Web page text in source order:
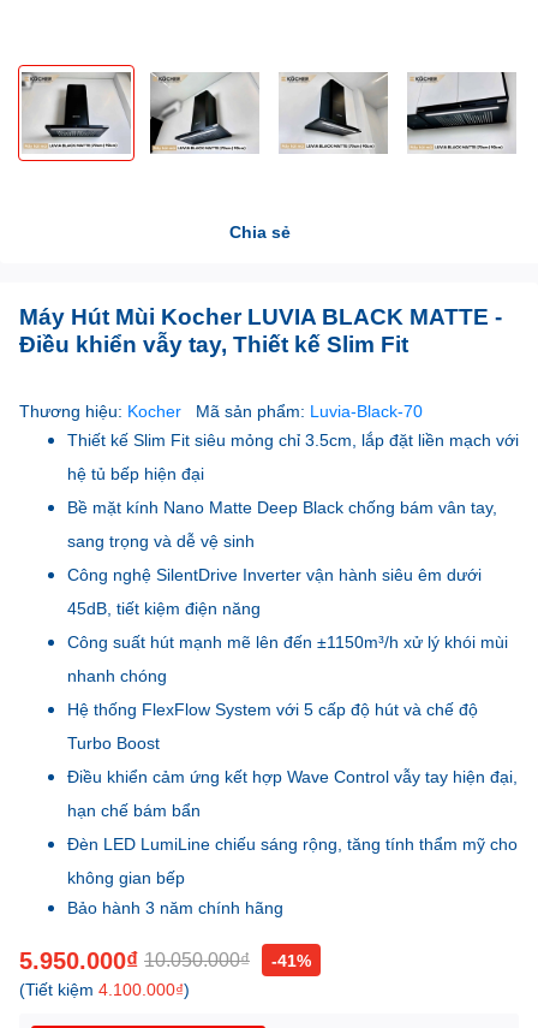
Chia sẻ
Máy Hút Mùi Kocher LUVIA BLACK MATTE -
Điều khiển vẫy tay, Thiết kế Slim Fit
Thương hiệu: Kocher Mã sản phẩm: Luvia-Black-70
Thiết kế Slim Fit siêu mỏng chỉ 3.5cm, lắp đặt liền mạch với
hệ tủ bếp hiện đại
Bề mặt kính Nano Matte Deep Black chống bám vân tay,
sang trọng và dễ vệ sinh
Công nghệ SilentDrive Inverter vận hành siêu êm dưới
45dB, tiết kiệm điện năng
Công suất hút mạnh mẽ lên đến ±1150m³/h xử lý khói mùi
nhanh chóng
Hệ thống FlexFlow System với 5 cấp độ hút và chế độ
Turbo Boost
Điều khiển cảm ứng kết hợp Wave Control vẫy tay hiện đại,
hạn chế bám bẩn
Đèn LED LumiLine chiếu sáng rộng, tăng tính thẩm mỹ cho
không gian bếp
Bảo hành 3 năm chính hãng
5.950.000₫ 10.050.000₫
-41%
(Tiết kiệm 4.100.000₫)